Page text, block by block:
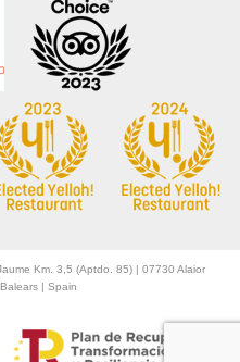
Km. 3,5 (Aptdo. 85) | 07730 Alaior
| Spain